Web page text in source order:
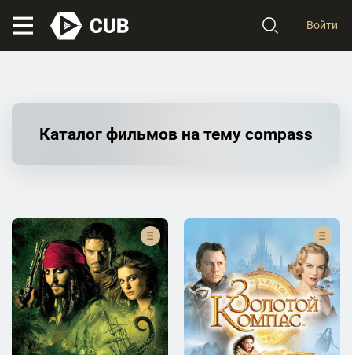
Войти
Каталог фильмов на тему compass